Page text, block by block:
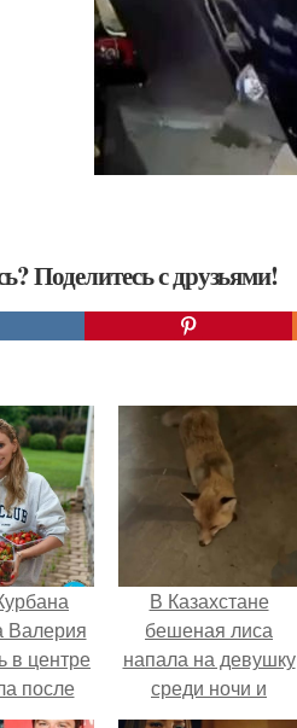
Поделитесь с друзьями!
Валерия
в центре
после
В Казахстане
бешеная лиса
напала на девушку
среди ночи и
преследовала её